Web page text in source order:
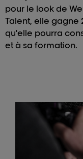
pour le look de
Talent, elle gagne
qu'elle pourra
et à sa formation.